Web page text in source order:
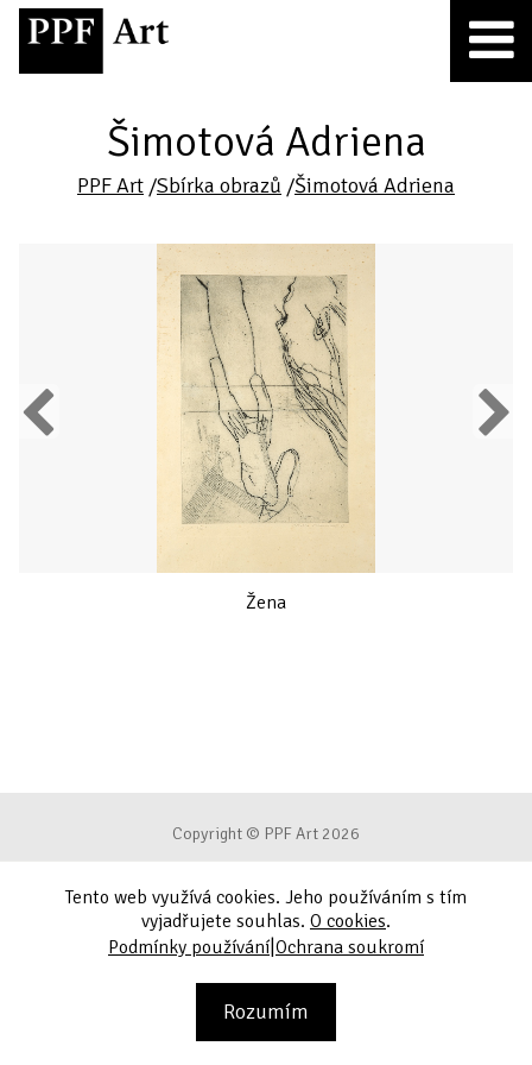
Šimotová Adriena
PPF Art /Sbírka obrazů /Šimotová Adriena
Previous
Žena
Next
Copyright © PPF Art 2026
Podmínky používání
Ochrana soukromí
Tento web využívá cookies. Jeho používáním s tím
vyjadřujete souhlas. O cookies.
Podmínky používání|Ochrana soukromí
Rozumím